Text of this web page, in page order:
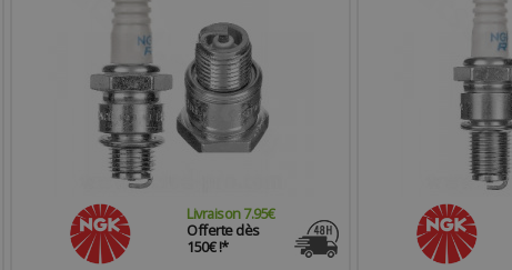
Livraison 7.95€
Offerte dès
150€ !*